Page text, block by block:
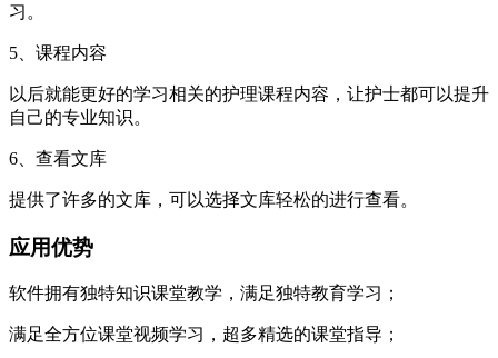
习。
5、课程内容
以后就能更好的学习相关的护理课程内容，让护士都可以提升
自己的专业知识。
6、查看文库
提供了许多的文库，可以选择文库轻松的进行查看。
应用优势
软件拥有独特知识课堂教学，满足独特教育学习；
满足全方位课堂视频学习，超多精选的课堂指导；